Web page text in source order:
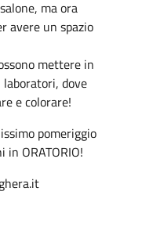
ma ora
avere un spazio
mettere in
dove
e colorare!
pomeriggio
ORATORIO!